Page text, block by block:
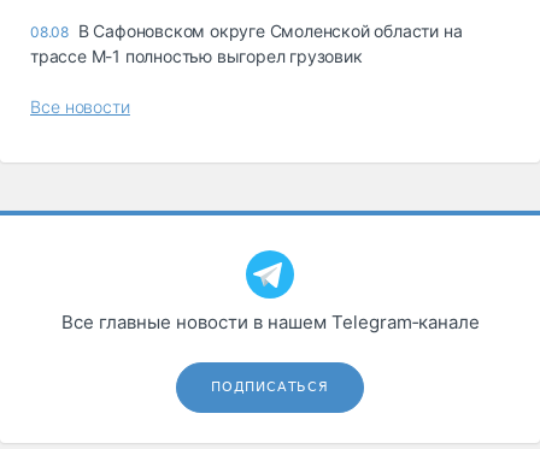
08.08 В Сафоновском округе Смоленской области на
трассе М-1 полностью выгорел грузовик
Все новости
Все главные новости в нашем Telegram‑канале
ПОДПИСАТЬСЯ